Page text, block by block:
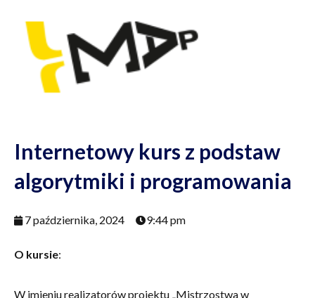
Internetowy kurs z podstaw
algorytmiki i programowania
7 października, 2024 9:44 pm
O kursie:
W imieniu realizatorów projektu „Mistrzostwa w